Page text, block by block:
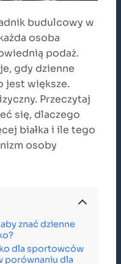
budulcowy w
osoba
podaż.
gdy dzienne
jest większe.
Przeczytaj
się, dlaczego
białka i ile tego
osoby
znać dzienne
dla sportowców
porównaniu dla